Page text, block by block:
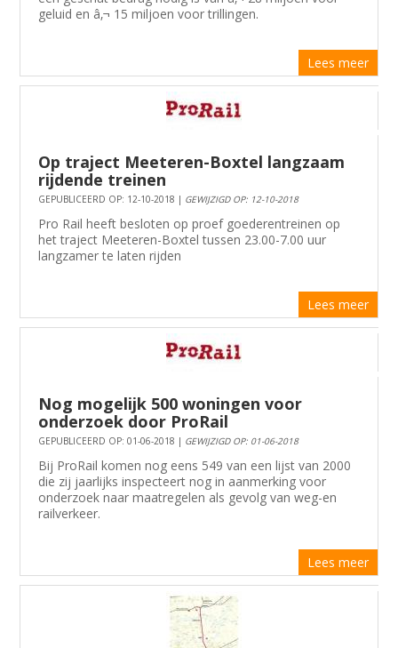
geluid en â‚¬ 15 miljoen voor trillingen.
Lees meer
Op traject Meeteren-Boxtel langzaam
rijdende treinen
GEPUBLICEERD OP: 12-10-2018 | GEWIJZIGD OP: 12-10-2018
Pro Rail heeft besloten op proef goederentreinen op
het traject Meeteren-Boxtel tussen 23.00-7.00 uur
langzamer te laten rijden
Lees meer
Nog mogelijk 500 woningen voor
onderzoek door ProRail
GEPUBLICEERD OP: 01-06-2018 | GEWIJZIGD OP: 01-06-2018
Bij ProRail komen nog eens 549 van een lijst van 2000
die zij jaarlijks inspecteert nog in aanmerking voor
onderzoek naar maatregelen als gevolg van weg-en
railverkeer.
Lees meer